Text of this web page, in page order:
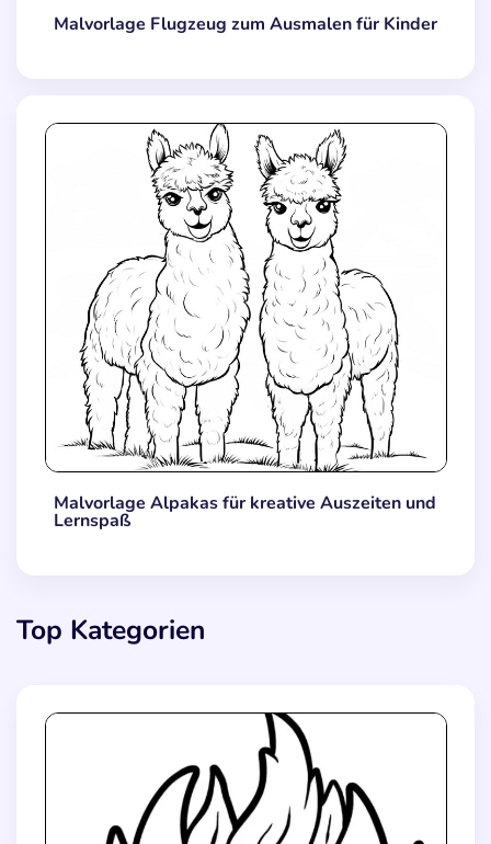
Malvorlage Flugzeug zum Ausmalen für Kinder
Malvorlage Alpakas für kreative Auszeiten und
Lernspaß
Top Kategorien